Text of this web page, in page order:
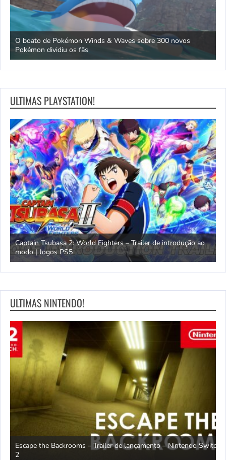
O boato de Pokémon Winds & Waves sobre 300 novos
Pokémon dividiu os fãs
ULTIMAS PLAYSTATION!
Captain Tsubasa 2: World Fighters – Trailer de introdução ao
modo | Jogos PS5
ULTIMAS NINTENDO!
Escape the Backrooms – Trailer de lançamento – Nintendo Switch
2